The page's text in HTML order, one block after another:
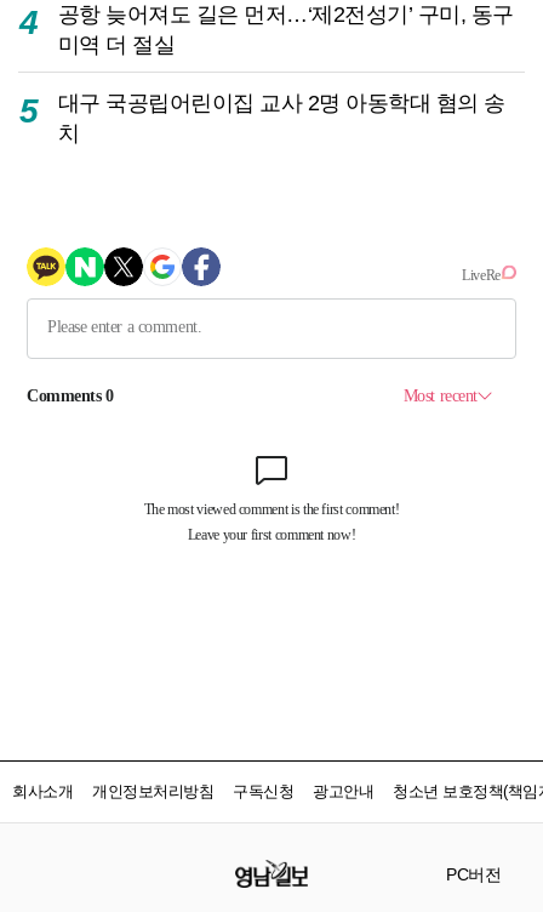
4
공항 늦어져도 길은 먼저…‘제2전성기’ 구미, 동구
미역 더 절실
5
대구 국공립어린이집 교사 2명 아동학대 혐의 송
치
회사소개 개인정보처리방침 구독신청 광고안내 청소년 보호정책(책임
PC버전